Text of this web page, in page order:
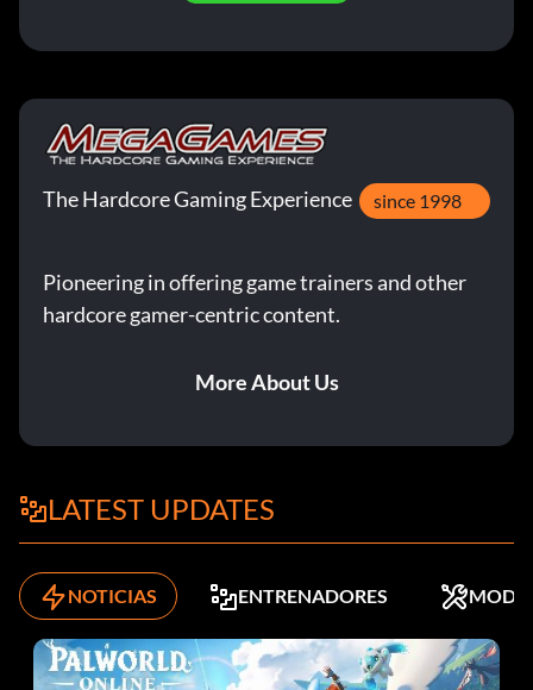
The Hardcore Gaming Experience since 1998
Pioneering in offering game trainers and other
hardcore gamer-centric content.
More About Us
LATEST UPDATES
NOTICIAS ENTRENADORES MODS